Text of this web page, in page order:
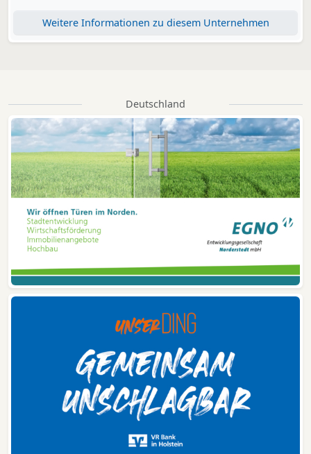
Weitere Informationen zu diesem Unternehmen
Deutschland